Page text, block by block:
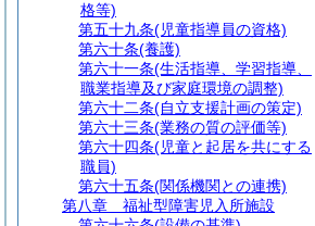
格等)
第五十九条(児童指導員の資格)
第六十条(養護)
第六十一条(生活指導、学習指導、
職業指導及び家庭環境の調整)
第六十二条(自立支援計画の策定)
第六十三条(業務の質の評価等)
第六十四条(児童と起居を共にする
職員)
第六十五条(関係機関との連携)
第八章
福祉型障害児入所施設